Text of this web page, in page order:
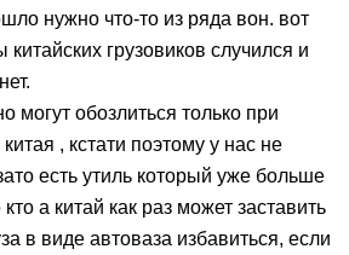
нужно что-то из ряда вон. вот
грузовиков случился и
могут обозлиться только при
, кстати поэтому у нас не
есть утиль который уже больше
а китай как раз может заставить
в виде автоваза избавиться, если